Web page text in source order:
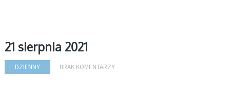
21 sierpnia 2021
DZIENNY BRAK KOMENTARZY